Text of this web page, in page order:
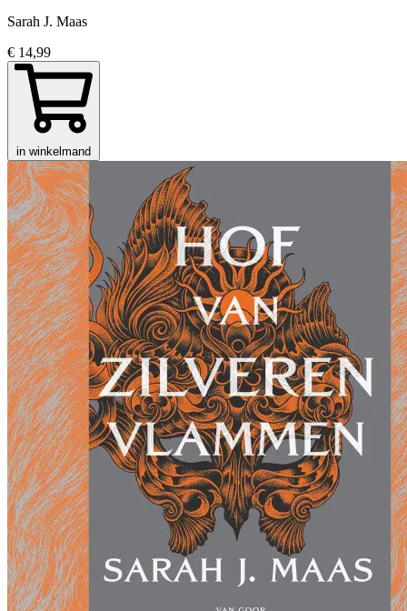
Sarah J. Maas
€ 14,99
in winkelmand